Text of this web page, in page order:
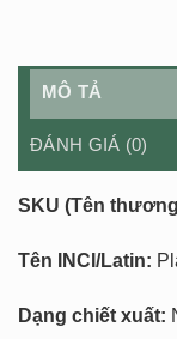
MÔ TẢ
ĐÁNH GIÁ (0)
SKU (Tên
Tên INCI/Latin:
Dạng chiết xuất: